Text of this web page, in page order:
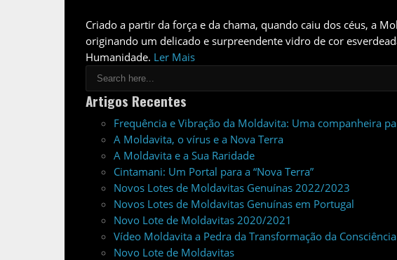
Criado a partir da força e da chama, quando caiu dos céus, a
originando um delicado e surpreendente vidro de cor
Humanidade. Ler Mais
Artigos Recentes
Frequência e Vibração da Moldavita: Uma companheira
A Moldavita, o vírus e a Nova Terra
A Moldavita e a Sua Raridade
Cintamani: Um Portal para a “Nova Terra”
Novos Lotes de Moldavitas Genuínas 2022/2023
Novos Lotes de Moldavitas Genuínas em Portugal
Novo Lote de Moldavitas 2020/2021
Vídeo Moldavita a Pedra da Transformação da
Novo Lote de Moldavitas